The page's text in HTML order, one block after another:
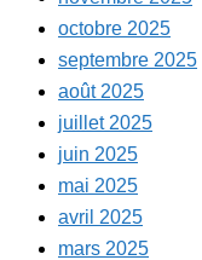
octobre 2025
septembre 2025
août 2025
juillet 2025
juin 2025
mai 2025
avril 2025
mars 2025